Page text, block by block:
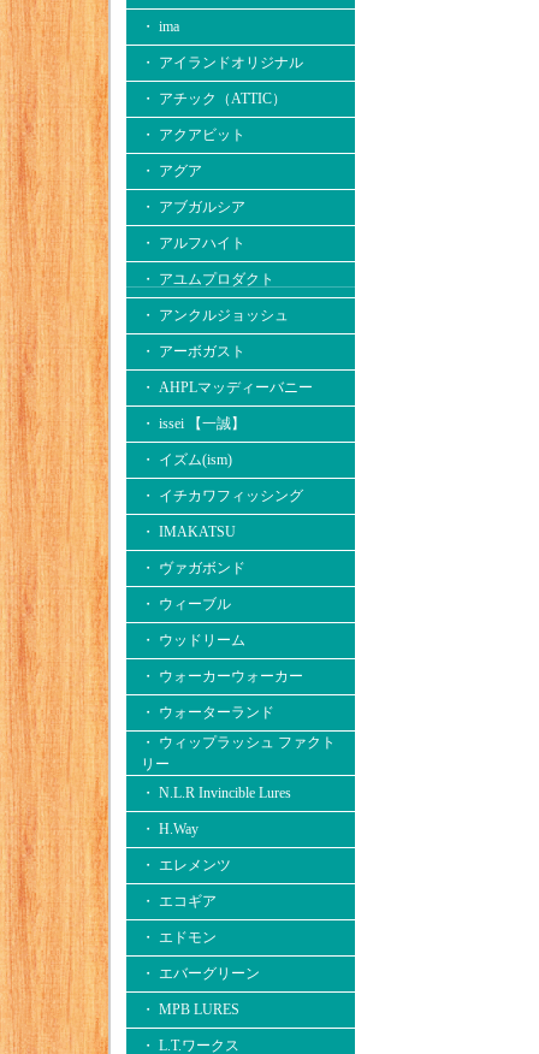
・ ima
・ アイランドオリジナル
・ アチック（ATTIC）
・ アクアビット
・ アグア
・ アブガルシア
・ アルフハイト
・ アユムプロダクト
・ アンクルジョッシュ
・ アーボガスト
・ AHPLマッディーバニー
・ issei 【一誠】
・ イズム(ism)
・ イチカワフィッシング
・ IMAKATSU
・ ヴァガボンド
・ ウィーブル
・ ウッドリーム
・ ウォーカーウォーカー
・ ウォーターランド
・ ウィップラッシュ ファクト
リー
・ N.L.R Invincible Lures
・ H.Way
・ エレメンツ
・ エコギア
・ エドモン
・ エバーグリーン
・ MPB LURES
・ L.T.ワークス